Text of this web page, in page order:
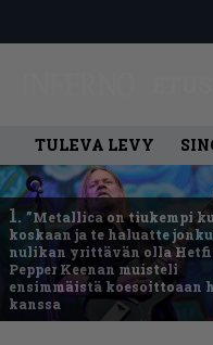
TULEVA LEVY
1. ”Metallica on tiukempi
koskaan ja te haluatte
nulikan yrittävän olla
Pepper Keenan muisteli
ensimmäistä koesoittoaan
kanssa